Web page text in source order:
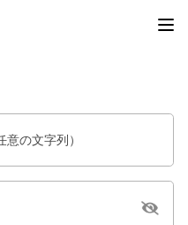
の文字列）